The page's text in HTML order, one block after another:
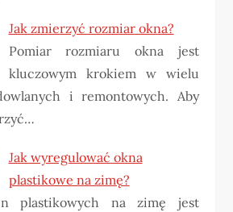
Jak zmierzyć rozmiar okna?
Pomiar rozmiaru okna jest
kluczowym krokiem w wielu
i remontowych. Aby
Jak wyregulować okna
plastikowe na zimę?
plastikowych na zimę jest